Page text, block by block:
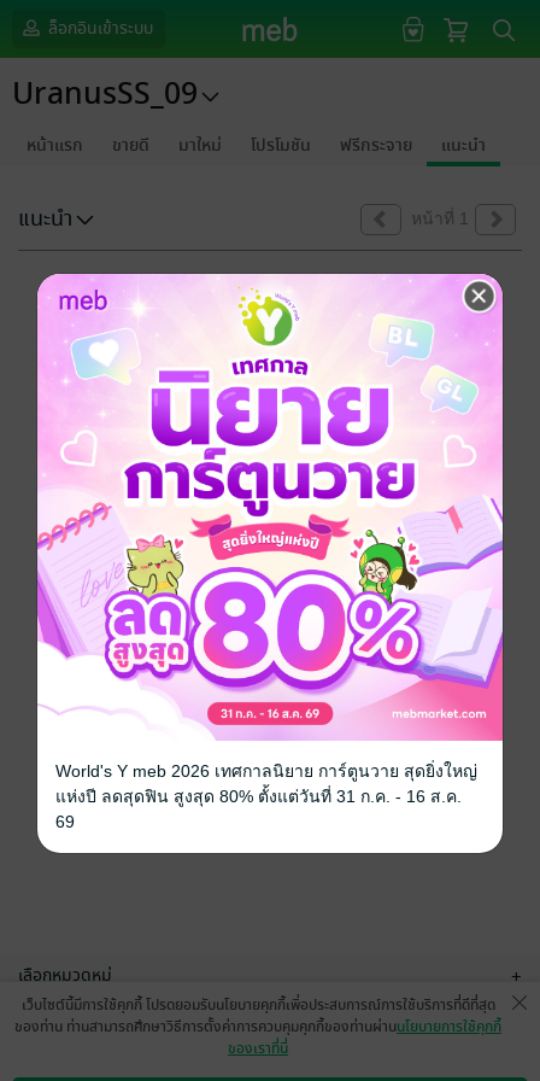
ล็อกอินเข้าระบบ
UranusSS_09
หน้าแรก ขายดี มาใหม่ โปรโมชัน ฟรีกระจาย แนะนำ
แนะนำ หน้าที่ 1
ขออภัยด้วยนะคะ
ไม่พบข้อมูลในหัวข้อที่คุณกำลังชมค่ะ
เลือกหมวดหมู่ +
บริการช่วยเหลือ
เว็บไซต์นี้มีการใช้คุกกี้ โปรดยอมรับนโยบายคุกกี้เพื่อประสบการณ์การใช้บริการที่ดีที่สุด
ของท่าน ท่านสามารถศึกษาวิธีการตั้งค่าการควบคุมคุกกี้ของท่านผ่านนโยบายการใช้คุกกี้
ของเราที่นี่
World's Y meb 2026 เทศกาลนิยาย การ์ตูนวาย สุดยิ่งใหญ่
แห่งปี ลดสุดฟิน สูงสุด 80% ตั้งแต่วันที่ 31 ก.ค. - 16 ส.ค.
69